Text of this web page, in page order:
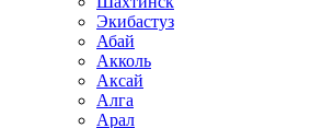
Экибастуз
Абай
Акколь
Аксай
Алга
Арал